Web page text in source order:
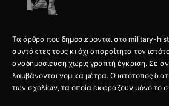
Τα άρθρα που δημοσιεύονται στο military-
συντάκτες τους κι όχι απαραίτητα τον
αναδημοσίευση χωρίς γραπτή έγκριση. Σε
λαμβάνονται νομικά μέτρα. Ο ιστότοπος
των σχολίων, τα οποία εκφράζουν μόνο το